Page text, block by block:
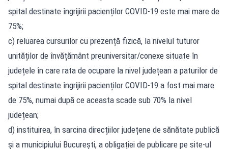
spital destinate îngrijirii pacienților COVID-19 este mai mare de
75%;
c) reluarea cursurilor cu prezență fizică, la nivelul tuturor
unităților de învățământ preuniversitar/conexe situate în
județele în care rata de ocupare la nivel județean a paturilor de
spital destinate îngrijirii pacienților COVID-19 a fost mai mare
de 75%, numai după ce aceasta scade sub 70% la nivel
județean;
d) instituirea, în sarcina direcțiilor județene de sănătate publică
și a municipiului București, a obligației de publicare pe site-ul